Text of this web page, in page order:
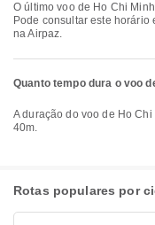
O último voo de Ho Chi Minh para Penang com a AirAsia parte às 22:05.
Pode consultar este
na Airpaz.
Quanto tempo dura o voo
A duração do voo de Ho Chi Minh para Penang é de aproximadamente 1h
40m.
Rotas populares por